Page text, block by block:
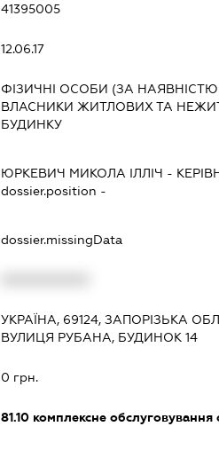
41395005
12.06.17
ФІЗИЧНІ ОСОБИ (ЗА
ВЛАСНИКИ ЖИТЛОВИХ ТА
БУДИНКУ
ЮРКЕВИЧ МИКОЛА ІЛЛІЧ -
dossier.position -
dossier.missingData
УКРАЇНА, 69124, ЗАПОРІЗЬКА
ВУЛИЦЯ РУБАНА, БУДИНОК 14
0 грн.
81.10 комплексне обслуговування